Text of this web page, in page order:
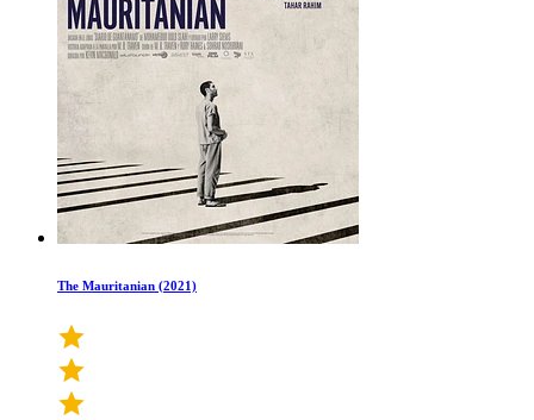
The Mauritanian (2021)